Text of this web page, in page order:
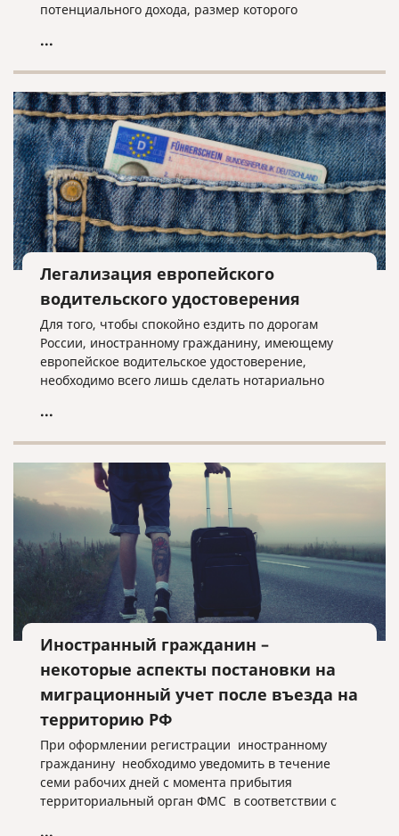
потенциального дохода, размер которого
ЕНВД, всё решает местная власть.
...
Легализация европейского
водительского удостоверения
Для того, чтобы спокойно ездить по дорогам
России, иностранному гражданину, имеющему
европейское водительское удостоверение,
необходимо всего лишь сделать нотариально
удостоверения.
...
Иностранный гражданин –
некоторые аспекты постановки на
миграционный учет после въезда на
территорию РФ
При оформлении регистрации иностранному
гражданину необходимо уведомить в течение
семи рабочих дней с момента прибытия
территориальный орган ФМС в соответствии с
...